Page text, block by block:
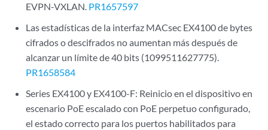
EVPN-VXLAN. PR1657597
Las estadísticas de la interfaz MACsec EX4100 de bytes
cifrados o descifrados no aumentan más después de
alcanzar un límite de 40 bits (1099511627775).
PR1658584
Series EX4100 y EX4100-F: Reinicio en el dispositivo en
escenario PoE escalado con PoE perpetuo configurado,
el estado correcto para los puertos habilitados para